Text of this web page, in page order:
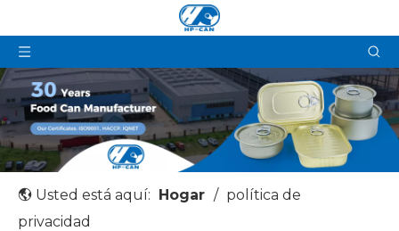
Usted está aquí: Hogar / política de
privacidad